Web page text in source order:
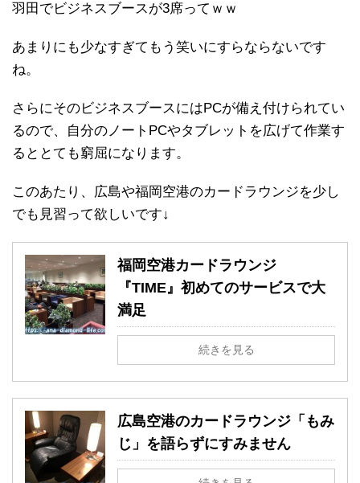
羽田でビジネスブースが3席ってｗｗ
あまりにも少なすぎてもう笑いにすらならないです
ね。
さらにそのビジネスブースにはPCが備え付けられてい
るので、自分のノートPCやタブレットを広げて作業す
るととても窮屈になります。
このあたり、広島や福岡空港のカードラウンジを少し
でも見習って欲しいです↓
福岡空港カードラウンジ
『TIME』初めてのサービスで大
満足
続きを見る
広島空港のカードラウンジ「もみ
じ」を語らずにすみません